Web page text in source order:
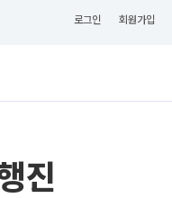
로그인 회원가입
진